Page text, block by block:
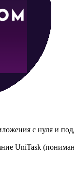
с нуля и
UniTask